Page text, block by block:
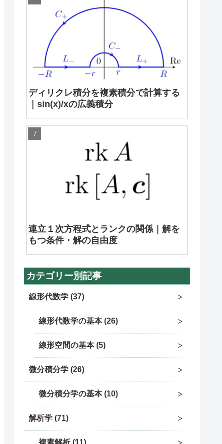
ディリクレ積分を複素積分で計算する
｜sin(x)/xの広義積分
連立１次方程式とランクの関係｜解を
もつ条件・解の自由度
カテゴリー別記事
線形代数学 37
線形代数学の基本 26
線形空間の基本 5
微分積分学 26
微分積分学の基本 10
解析学 71
複素解析 11